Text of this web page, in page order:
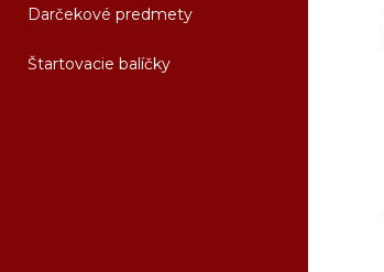
Darčekové predmety
Štartovacie balíčky